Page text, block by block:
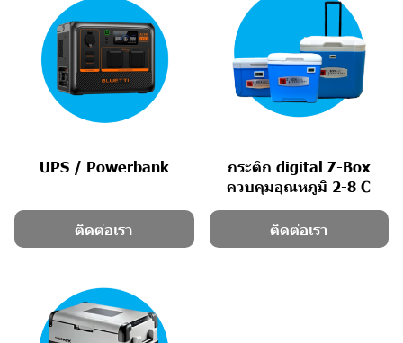
UPS / Powerbank
ติดต่อเรา
กระติก digital Z-Box
ควบคุมอุณหภูมิ 2-8 C
ติดต่อเรา